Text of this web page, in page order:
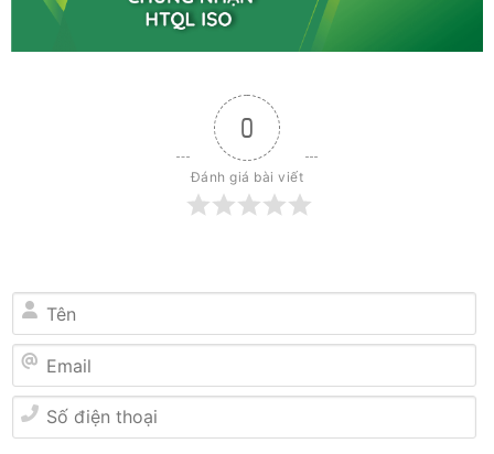
0
Đánh giá bài viết
Tên
Email